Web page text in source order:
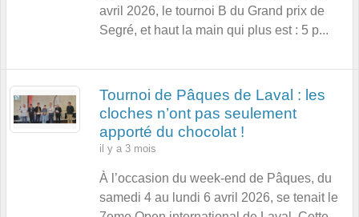
avril 2026, le tournoi B du Grand prix de
Segré, et haut la main qui plus est : 5 p...
Tournoi de Pâques de Laval : les
cloches n’ont pas seulement
apporté du chocolat !
il y a 3 mois
À l’occasion du week-end de Pâques, du
samedi 4 au lundi 6 avril 2026, se tenait le